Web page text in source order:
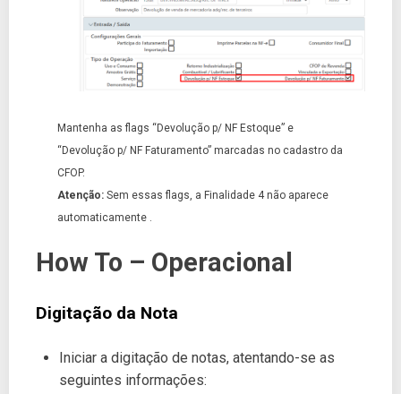
Mantenha as flags “Devolução p/ NF Estoque” e
“Devolução p/ NF Faturamento” marcadas no cadastro da
CFOP.
Atenção: Sem essas flags, a Finalidade 4 não aparece
automaticamente .
How To – Operacional
Digitação da Nota
Iniciar a digitação de notas, atentando-se as
seguintes informações: